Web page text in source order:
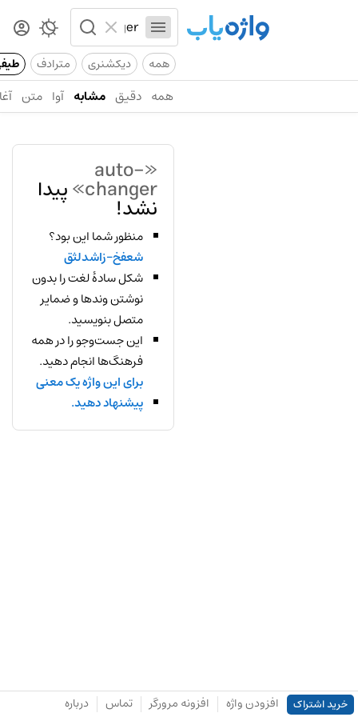
همه دیکشنری مترادف
همه دقیق مشابه آوا متن
«auto-
changer» پیدا
نشد!
منظور شما این بود؟
شعفخ-زاشدلثق
شکل سادهٔ لغت را بدون
نوشتن وندها و ضمایر
متصل بنویسید.
این جست‌وجو را در همه
فرهنگ‌ها انجام دهید.
برای این واژه یک معنی
پیشنهاد دهید.
خرید اشتراک افزودن واژه افزونه مرورگر تماس درباره